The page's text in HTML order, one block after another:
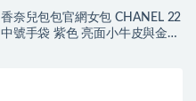
香奈兒包包官網女包 CHANEL 22
中號手袋 紫色 亮面小牛皮與金色